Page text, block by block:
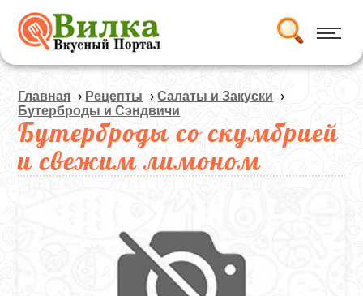
Главная › Рецепты ›Салаты и Закуски ›
Бутерброды и Сэндвичи
Бутерброды со скумбрией
и свежим лимоном